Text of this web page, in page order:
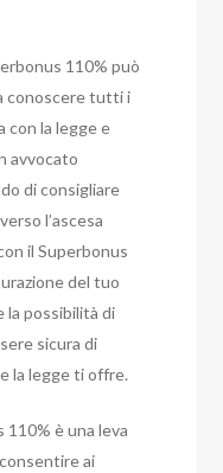
110% può
conoscere tutti i
con la legge e
avvocato
di consigliare
l’ascesa
il Superbonus
del tuo
la possibilità di
sicura di
la legge ti offre.
110% è una leva
ai